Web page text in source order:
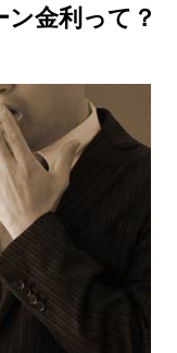
金利って？